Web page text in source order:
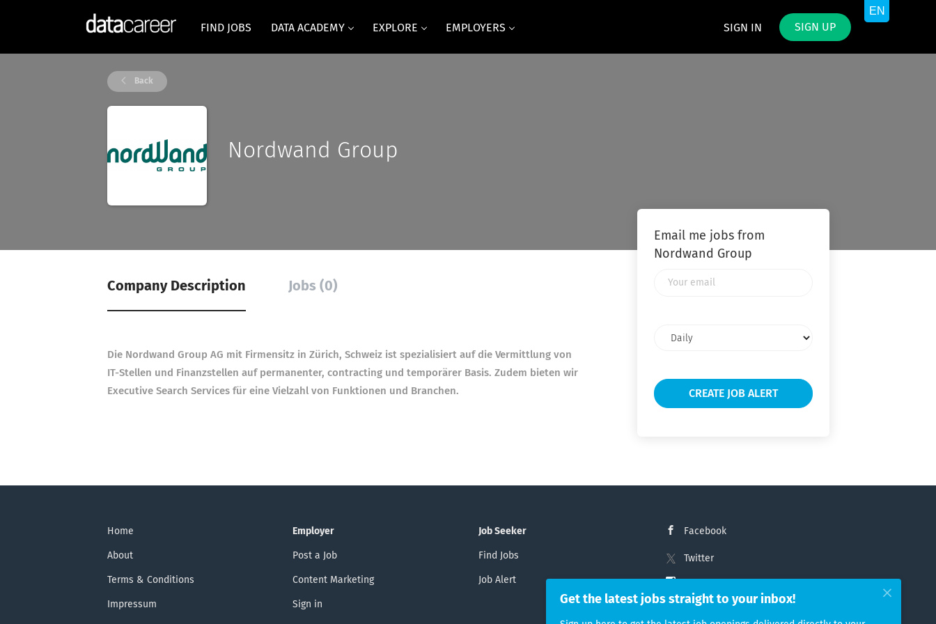
SIGN IN SIGN UP
FIND JOBS DATA ACADEMY EXPLORE EMPLOYERS
Back
Nordwand Group
Company Description Jobs (0)
Die Nordwand Group AG mit Firmensitz in Zürich, Schweiz ist spezialisiert auf die Vermittlung von
IT-Stellen und Finanzstellen auf permanenter, contracting und temporärer Basis. Zudem bieten wir
Executive Search Services für eine Vielzahl von Funktionen und Branchen.
Email me jobs from
Nordwand Group
frequency
Home
About
Terms & Conditions
Impressum
Employer
Post a Job
Content Marketing
Sign in
Job Seeker
Find Jobs
Job Alert
Facebook
Twitter
LinkedIn
Get the latest jobs straight to your inbox!